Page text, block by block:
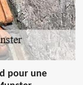
pour une